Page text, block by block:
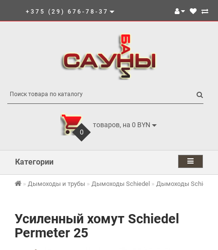
+375 (29) 676-78-37
0
товаров, на 0 BYN
Категории
Дымоходы и трубы Дымоходы Schiedel Дымоходы Schiedel
Усиленный хомут Schiedel
Permeter 25